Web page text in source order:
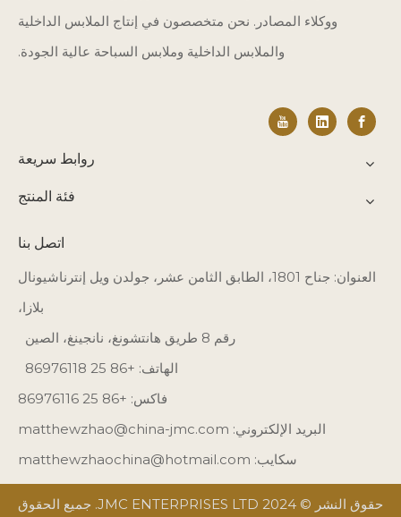
ووكلاء المصادر. نحن متخصصون في إنتاج الملابس الداخلية
والملابس الداخلية وملابس السباحة عالية الجودة.
روابط سريعة
فئة المنتج
اتصل بنا
العنوان: جناح 1801، الطابق الثامن عشر، جولدن ويل إنترناشيونال
بلازا،
رقم 8 طريق هانتشونغ، نانجينغ، الصين
الهاتف: +86 25 86976118
فاكس: +86 25 86976116
البريد الإلكتروني: matthewzhao@china-jmc.com
سكايب: matthewzhaochina@hotmail.com
حقوق النشر © 2024 JMC ENTERPRISES LTD. جميع الحقوق